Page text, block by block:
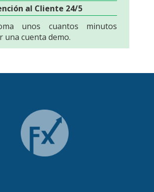
al Cliente 24/5
unos cuantos minutos
una cuenta demo.